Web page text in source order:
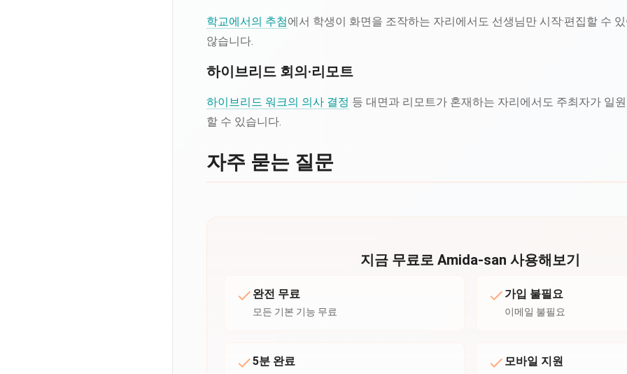
학교에서의 추첨에서 학생이 화면을 조작하는 자리에서도 선생님만 시작·편집할 수
않습니다.
하이브리드 회의·리모트
하이브리드 워크의 의사 결정 등 대면과 리모트가 혼재하는 자리에서도 주최자가 일
할 수 있습니다.
자주 묻는 질문
지금 무료로 Amida-san 사용해보기
완전 무료
모든 기본 기능 무료
가입 불필요
이메일 불필요
5분 완료 모바일 지원